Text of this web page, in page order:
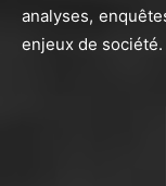
analyses,
enjeux de société.